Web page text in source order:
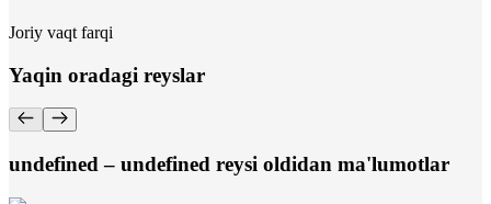
Joriy vaqt farqi
Yaqin oradagi reyslar
undefined – undefined reysi oldidan ma'lumotlar